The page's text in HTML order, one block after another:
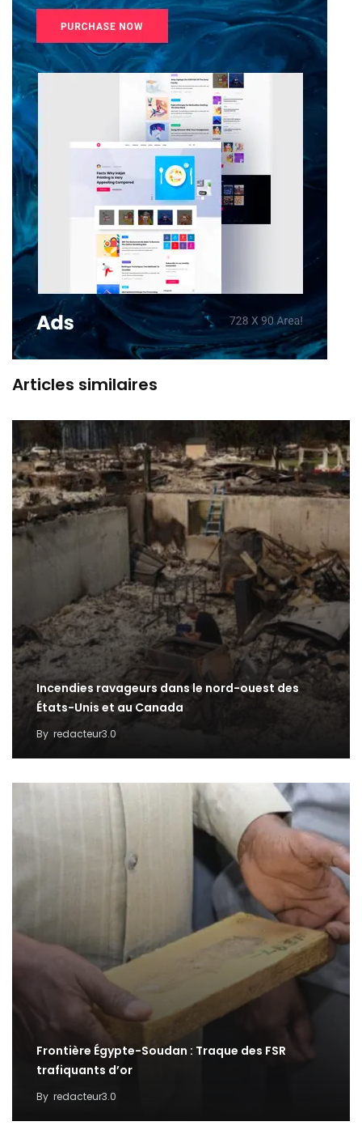
Articles similaires
Incendies ravageurs dans le nord-ouest des
États-Unis et au Canada
By redacteur3.0
Frontière Égypte-Soudan : Traque des FSR
trafiquants d’or
By redacteur3.0